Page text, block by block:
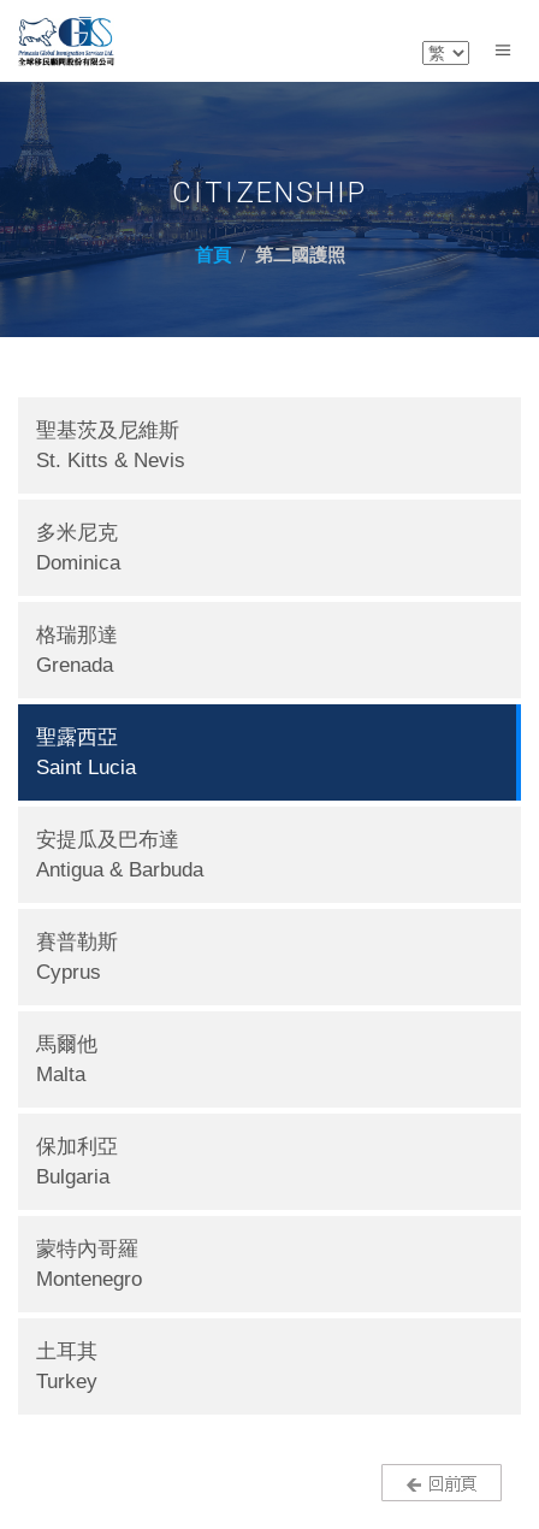
CITIZENSHIP
首頁 第二國護照
聖基茨及尼維斯
St. Kitts & Nevis
多米尼克
Dominica
格瑞那達
Grenada
聖露西亞
Saint Lucia
安提瓜及巴布達
Antigua & Barbuda
賽普勒斯
Cyprus
馬爾他
Malta
保加利亞
Bulgaria
蒙特內哥羅
Montenegro
土耳其
Turkey